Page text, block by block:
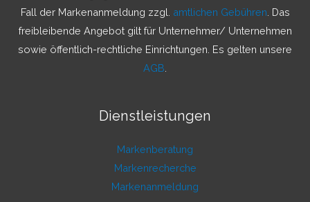
h
Fall der Markenanmeldung zzgl. amtlichen Gebühren . Das
freibleibende Angebot gilt für Unternehmer/ Unternehmen
sowie öffentlich-rechtliche Einrichtungen. Es gelten unsere
AGB
Dienstleistungen
Markenberatung
Markenrecherche
Markenanmeldung